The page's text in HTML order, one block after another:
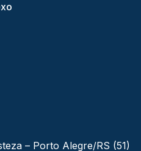
– Porto Alegre/RS (51)